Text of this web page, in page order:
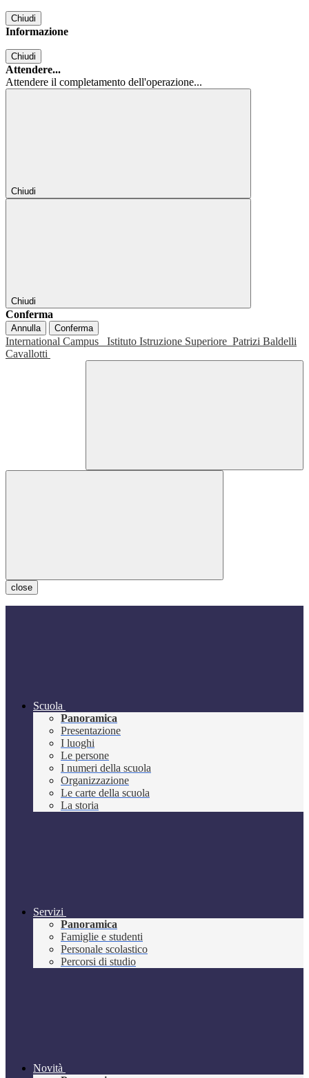
Chiudi
Informazione
Chiudi
Attendere...
Attendere il completamento dell'operazione...
Chiudi
Chiudi
Conferma
Annulla Conferma
International Campus Istituto Istruzione Superiore Patrizi Baldelli
Cavallotti
close
Scuola
Panoramica
Presentazione
I luoghi
Le persone
I numeri della scuola
Organizzazione
Le carte della scuola
La storia
Servizi
Panoramica
Famiglie e studenti
Personale scolastico
Percorsi di studio
Novità